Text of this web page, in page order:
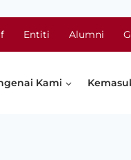
Entiti Alumni
Kami